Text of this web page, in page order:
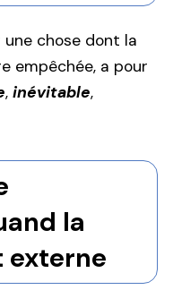
une chose dont la
empêchée, a pour
, inévitable,
la
externe